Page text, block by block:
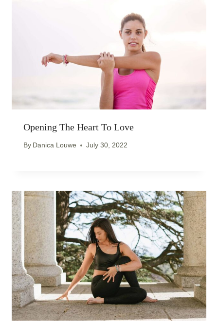
Opening The Heart To Love
By Danica Louwe July 30, 2022